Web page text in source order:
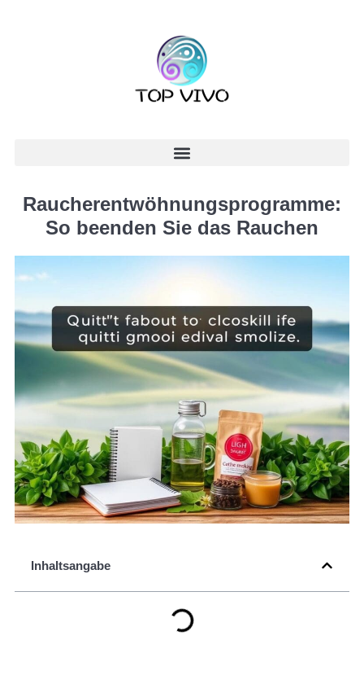
Raucherentwöhnungsprogramme:
So beenden Sie das Rauchen
Inhaltsangabe